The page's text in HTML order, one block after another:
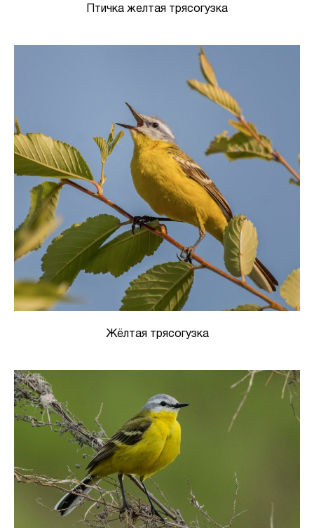
Птичка желтая трясогузка
Жёлтая трясогузка